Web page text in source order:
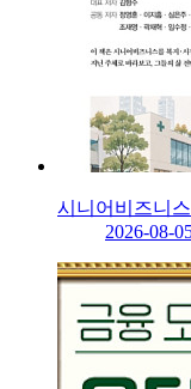
시니어비즈니
2026-08-